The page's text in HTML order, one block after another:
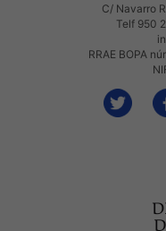
C/ Navarro
Telf 950
RRAE BOPA